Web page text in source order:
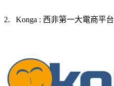
2. Konga : 西非第一大電商平台